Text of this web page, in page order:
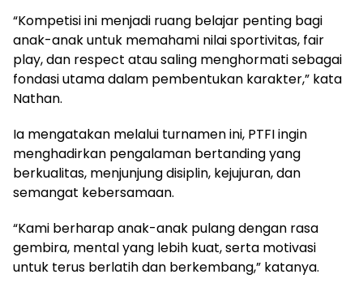
“Kompetisi ini menjadi ruang belajar penting bagi
anak-anak untuk memahami nilai sportivitas, fair
play, dan respect atau saling menghormati sebagai
fondasi utama dalam pembentukan karakter,” kata
Nathan.
Ia mengatakan melalui turnamen ini, PTFI ingin
menghadirkan pengalaman bertanding yang
berkualitas, menjunjung disiplin, kejujuran, dan
semangat kebersamaan.
“Kami berharap anak-anak pulang dengan rasa
gembira, mental yang lebih kuat, serta motivasi
untuk terus berlatih dan berkembang,” katanya.